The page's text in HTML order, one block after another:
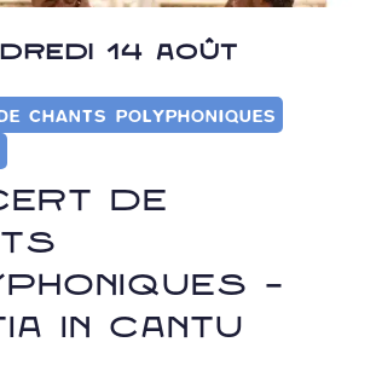
14 AOÛT
CHANTS POLYPHONIQUES
de
–
in Cantu